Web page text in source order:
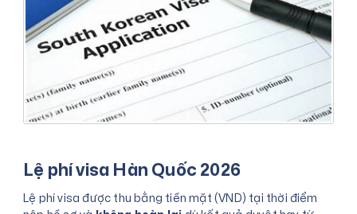
Lệ phí visa Hàn Quốc 2026
Lệ phí visa được thu bằng tiền mặt (VND) tại thời điểm